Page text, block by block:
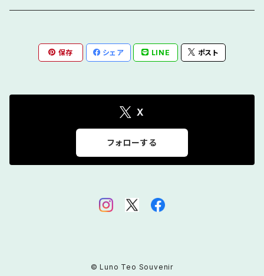
保存 シェア LINE ポスト
X
フォローする
© Luno Teo Souvenir